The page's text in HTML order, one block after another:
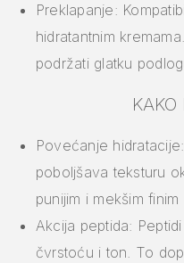
Preklapanje:
hidratantnim
podržati glatku
Povećanje
poboljšava teksturu
punijim i mekšim finim
Akcija peptida:
čvrstoću i ton. To